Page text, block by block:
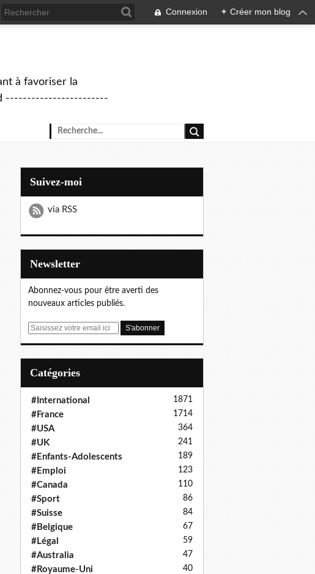
Connexion + Créer mon blog
à favoriser la
------------------------
Suivez-moi
via RSS
Newsletter
Abonnez-vous pour être averti des
nouveaux articles publiés.
E
Catégories
#International 1871
#France 1714
#USA 364
#UK 241
#Enfants-Adolescents 189
#Emploi 123
#Canada 110
#Sport 86
#Suisse 84
#Belgique 67
#Légal 59
#Australia 47
#Royaume-Uni 40